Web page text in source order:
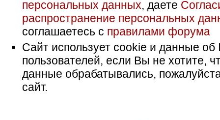
персональных данных, даете
распространение персональных
соглашаетесь с правилами форума
Сайт использует cookie и данные об
пользователей, если Вы не хотите,
данные обрабатывались,
сайт.